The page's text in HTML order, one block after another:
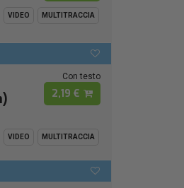
VIDEO MULTITRACCIA
Con testo
2,19 €
VIDEO MULTITRACCIA